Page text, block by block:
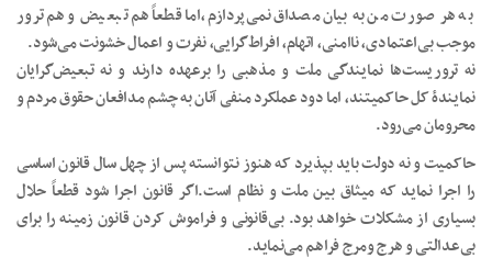
به هر صورت من به بیان مصداق نمی‌پردازم،اما قطعاً هم تبعیض و هم ترور
موجب بی‌اعتمادی، ناامنی، اتهام، افراط‌گرایی، نفرت و اعمال خشونت می‌شود.
نه تروریست‌ها نمایندگی ملت و مذهبی را برعهده دارند و نه تبعیض‌گرایان
نمایندۀ کل حاکمیتند، اما دود عملکرد منفی آنان به چشم مدافعان حقوق مردم و
محرومان می‌رود.
حاکمیت و نه دولت باید بپذیرد که هنوز نتوانسته پس از چهل سال قانون اساسی
را اجرا نماید که میثاق بین ملت و نظام است.اگر قانون اجرا شود قطعاً حلال
بسیاری از مشکلات خواهد بود. بی‌قانونی و فراموش کردن قانون زمینه را برای
بی‌عدالتی و هرج ومرج فراهم می‌نماید.